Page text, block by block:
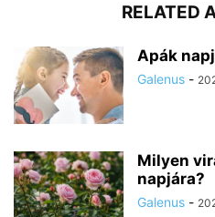
RELATED
Apák
Galenus -
Milyen
napjára?
Galenus -